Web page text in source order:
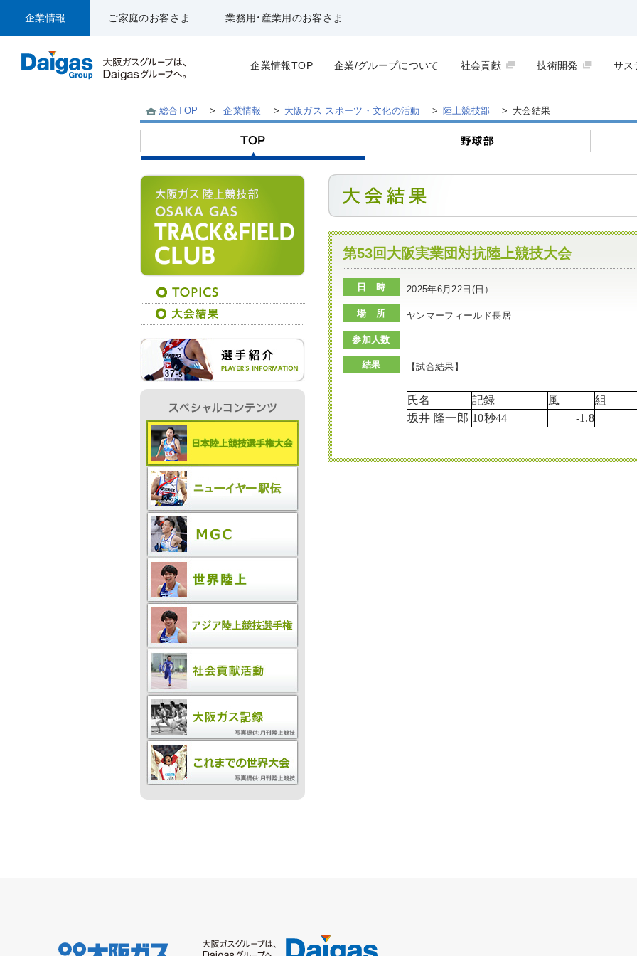
企業情報 ご家庭のお客さま 業務用・産業用のお客さま
企業情報TOP 企業/グループについて 社会貢献 技術開発 サス
総合TOP > 企業情報 > 大阪ガス スポーツ・文化の活動 > 陸上競技部 > 大会結果
第53回大阪実業団対抗陸上競技大会
日 時 2025年6月22日(日）
場 所 ヤンマーフィールド長居
参加人数
結果 【試合結果】
氏名 記録 風 組
坂井 隆一郎 10秒44 -1.8